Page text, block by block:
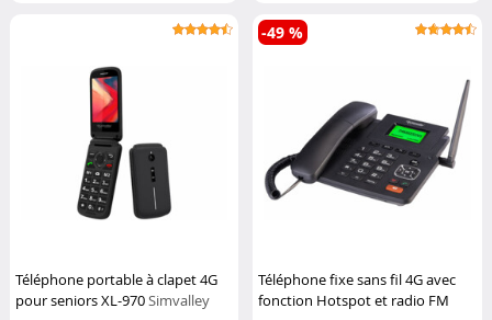
double...
Téléphone portable à clapet 4G
pour seniors XL-970Simvalley
Téléphone fixe sans fil 4G avec
fonction Hotspot et radio FM
-49 %